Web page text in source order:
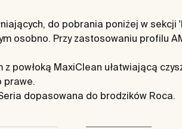
do pobrania poniżej w
osobno. Przy zastosowaniu profilu
powłoką MaxiClean ułatwiającą
prawe.
dopasowana do brodzików Roca.